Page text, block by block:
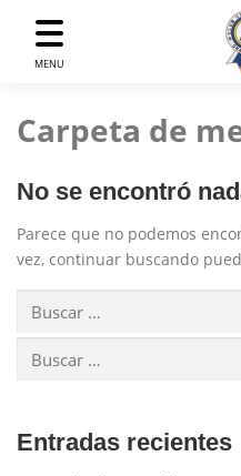
MENU
contenido
Carpeta de
No se encontró
Parece que no podemos
vez, continuar buscando
Buscar:
Buscar:
Entradas recientes